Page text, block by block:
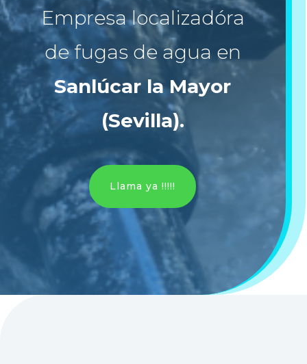
Empresa localizadóra
de fugas de agua en
Sanlúcar la Mayor
(Sevilla).
Llama ya !!!!!